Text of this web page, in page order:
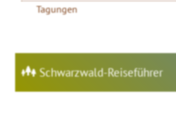
Tagungen
Schwarzwald-Reiseführer